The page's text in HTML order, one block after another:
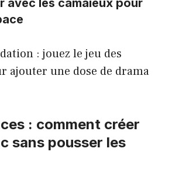
avec les camaïeux pour
: jouez le jeu des
ajouter une dose de drama
: comment créer
sans pousser les